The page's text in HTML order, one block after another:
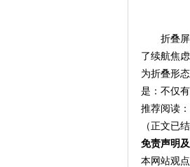
折叠
了续航焦
为折叠形
是：不仅
推荐阅读：
（正文已结
免责声明
本网站观